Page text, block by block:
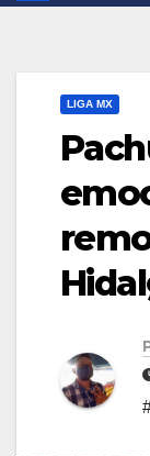
LIGA MX